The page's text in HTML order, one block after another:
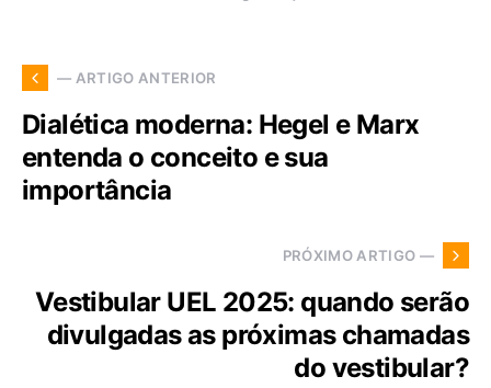
— ARTIGO ANTERIOR
Dialética moderna: Hegel e Marx
entenda o conceito e sua
importância
PRÓXIMO ARTIGO —
Vestibular UEL 2025: quando serão
divulgadas as próximas chamadas
do vestibular?